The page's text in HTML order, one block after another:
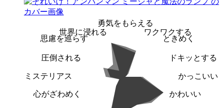
勇気をもらえる
ワクワクする
ときめく
ドキッとする
かっこいい
かわいい
心がざわめく
ミステリアス
圧倒される
思慮を巡らす
世界に浸れる